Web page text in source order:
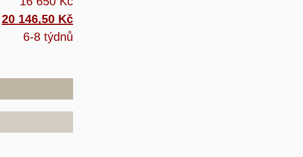
20 146,50 Kč
6-8 týdnů